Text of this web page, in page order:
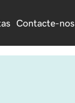
Contacte-nos